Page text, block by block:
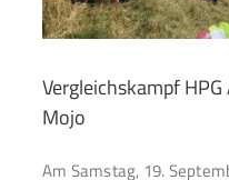
Vergleichskampf
Mojo
Am Samstag, 19.